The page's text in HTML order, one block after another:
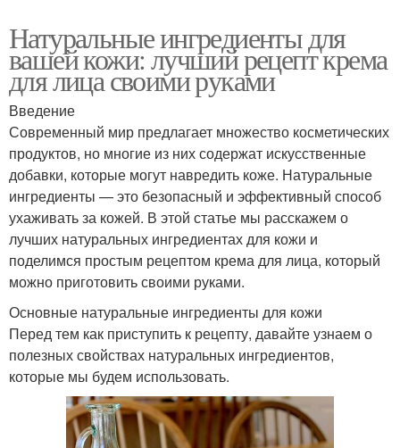
Натуральные ингредиенты для
вашей кожи: лучший рецепт крема
для лица своими руками
Введение
Современный мир предлагает множество косметических
продуктов, но многие из них содержат искусственные
добавки, которые могут навредить коже. Натуральные
ингредиенты — это безопасный и эффективный способ
ухаживать за кожей. В этой статье мы расскажем о
лучших натуральных ингредиентах для кожи и
поделимся простым рецептом крема для лица, который
можно приготовить своими руками.
Основные натуральные ингредиенты для кожи
Перед тем как приступить к рецепту, давайте узнаем о
полезных свойствах натуральных ингредиентов,
которые мы будем использовать.